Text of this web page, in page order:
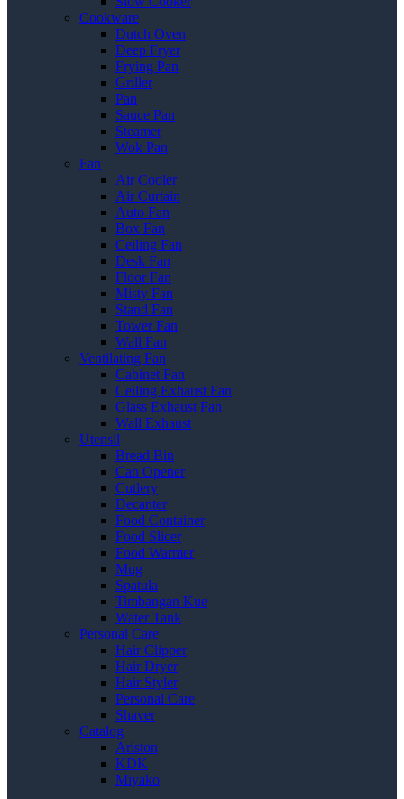
Cookware
Dutch Oven
Deep Fryer
Frying Pan
Griller
Pan
Sauce Pan
Steamer
Wok Pan
Fan
Air Cooler
Air Curtain
Auto Fan
Box Fan
Ceiling Fan
Desk Fan
Floor Fan
Misty Fan
Stand Fan
Tower Fan
Wall Fan
Ventilating Fan
Cabinet Fan
Ceiling Exhaust Fan
Glass Exhaust Fan
Wall Exhaust
Utensil
Bread Bin
Can Opener
Cutlery
Decanter
Food Container
Food Slicer
Food Warmer
Mug
Spatula
Timbangan Kue
Water Tank
Personal Care
Hair Clipper
Hair Dryer
Hair Styler
Personal Care
Shaver
Catalog
Ariston
KDK
Miyako